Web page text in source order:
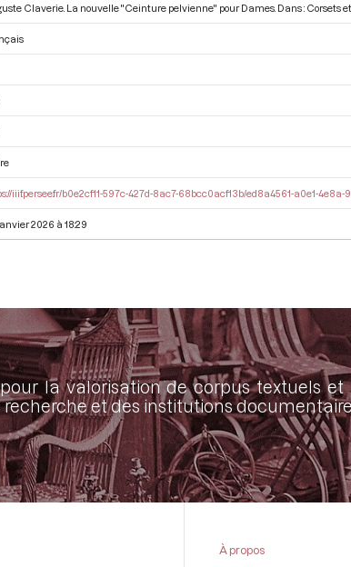
Claverie. La nouvelle "Ceinture pelvienne" pour Dames. Dans :
iiif.persee.fr/b0e2cf11-597c-427d-8ac7-68bcc0acf13b/ed8a4561-a0e1-
2026 à 18:29
la valorisation de corpus textuels
et des institutions
À propos